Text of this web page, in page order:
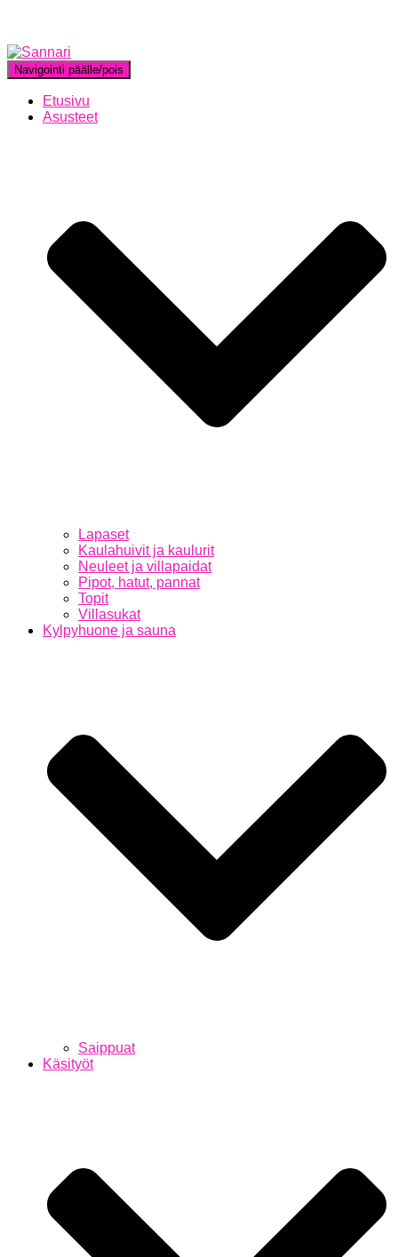
Navigointi päälle/pois
Etusivu
Asusteet
Lapaset
Kaulahuivit ja kaulurit
Neuleet ja villapaidat
Pipot, hatut, pannat
Topit
Villasukat
Kylpyhuone ja sauna
Saippuat
Käsityöt